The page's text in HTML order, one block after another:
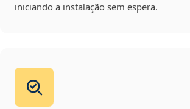
iniciando a instalação sem espera.